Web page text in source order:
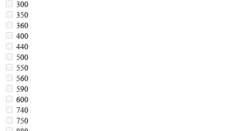
300
350
360
400
440
500
550
560
590
600
740
750